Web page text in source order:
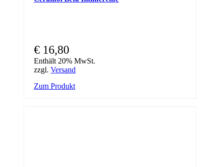
€ 16,80
Enthält 20% MwSt.
zzgl. Versand
Zum Produkt